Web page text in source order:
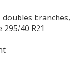
doubles branches,
40 R21